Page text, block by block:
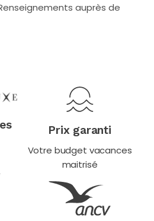
auprès de
Prix garanti
Votre budget vacances
maitrisé